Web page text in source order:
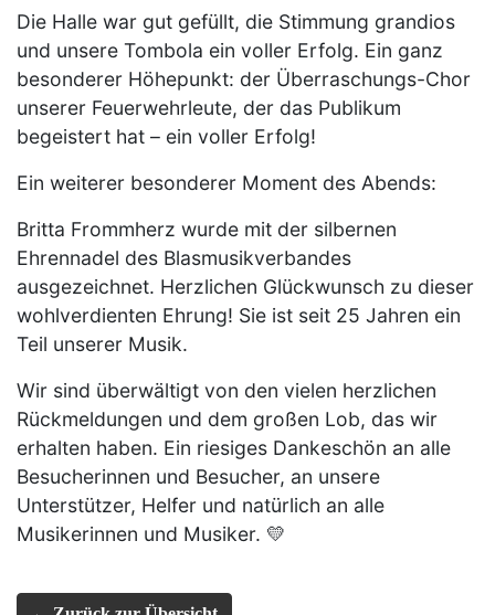
Die Halle war gut gefüllt, die Stimmung grandios
und unsere Tombola ein voller Erfolg. Ein ganz
besonderer Höhepunkt: der Überraschungs-Chor
unserer Feuerwehrleute, der das Publikum
begeistert hat – ein voller Erfolg!
Ein weiterer besonderer Moment des Abends:
Britta Frommherz wurde mit der silbernen
Ehrennadel des Blasmusikverbandes
ausgezeichnet. Herzlichen Glückwunsch zu dieser
wohlverdienten Ehrung! Sie ist seit 25 Jahren ein
Teil unserer Musik.
Wir sind überwältigt von den vielen herzlichen
Rückmeldungen und dem großen Lob, das wir
erhalten haben. Ein riesiges Dankeschön an alle
Besucherinnen und Besucher, an unsere
Unterstützer, Helfer und natürlich an alle
Musikerinnen und Musiker. 💛